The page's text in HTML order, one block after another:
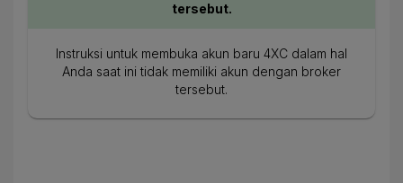
tersebut.
Instruksi untuk membuka akun baru 4XC dalam hal
Anda saat ini tidak memiliki akun dengan broker
tersebut.